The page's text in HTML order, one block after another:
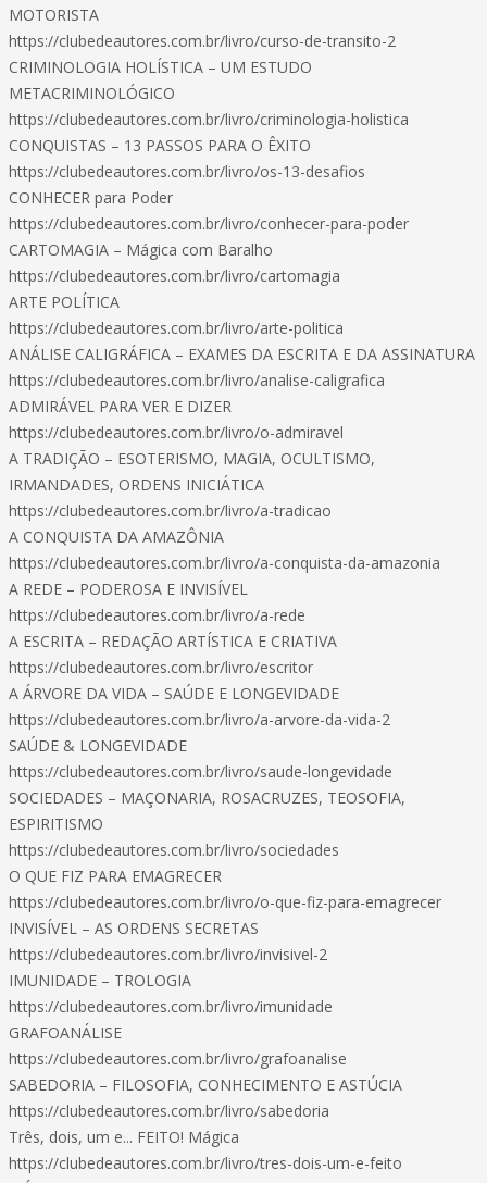
MOTORISTA
https://clubedeautores.com.br/livro/curso-de-transito-2
CRIMINOLOGIA HOLÍSTICA – UM ESTUDO
METACRIMINOLÓGICO
https://clubedeautores.com.br/livro/criminologia-holistica
CONQUISTAS – 13 PASSOS PARA O ÊXITO
https://clubedeautores.com.br/livro/os-13-desafios
CONHECER para Poder
https://clubedeautores.com.br/livro/conhecer-para-poder
CARTOMAGIA – Mágica com Baralho
https://clubedeautores.com.br/livro/cartomagia
ARTE POLÍTICA
https://clubedeautores.com.br/livro/arte-politica
ANÁLISE CALIGRÁFICA – EXAMES DA ESCRITA E DA ASSINATURA
https://clubedeautores.com.br/livro/analise-caligrafica
ADMIRÁVEL PARA VER E DIZER
https://clubedeautores.com.br/livro/o-admiravel
A TRADIÇÃO – ESOTERISMO, MAGIA, OCULTISMO,
IRMANDADES, ORDENS INICIÁTICA
https://clubedeautores.com.br/livro/a-tradicao
A CONQUISTA DA AMAZÔNIA
https://clubedeautores.com.br/livro/a-conquista-da-amazonia
A REDE – PODEROSA E INVISÍVEL
https://clubedeautores.com.br/livro/a-rede
A ESCRITA – REDAÇÃO ARTÍSTICA E CRIATIVA
https://clubedeautores.com.br/livro/escritor
A ÁRVORE DA VIDA – SAÚDE E LONGEVIDADE
https://clubedeautores.com.br/livro/a-arvore-da-vida-2
SAÚDE & LONGEVIDADE
https://clubedeautores.com.br/livro/saude-longevidade
SOCIEDADES – MAÇONARIA, ROSACRUZES, TEOSOFIA,
ESPIRITISMO
https://clubedeautores.com.br/livro/sociedades
O QUE FIZ PARA EMAGRECER
https://clubedeautores.com.br/livro/o-que-fiz-para-emagrecer
INVISÍVEL – AS ORDENS SECRETAS
https://clubedeautores.com.br/livro/invisivel-2
IMUNIDADE – TROLOGIA
https://clubedeautores.com.br/livro/imunidade
GRAFOANÁLISE
https://clubedeautores.com.br/livro/grafoanalise
SABEDORIA – FILOSOFIA, CONHECIMENTO E ASTÚCIA
https://clubedeautores.com.br/livro/sabedoria
Três, dois, um e... FEITO! Mágica
https://clubedeautores.com.br/livro/tres-dois-um-e-feito